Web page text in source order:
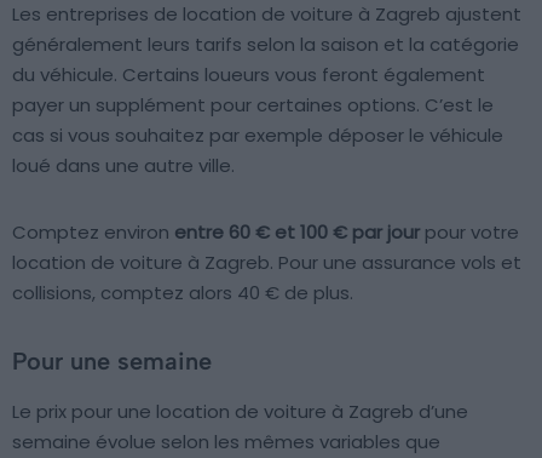
Les entreprises de location de voiture à Zagreb ajustent
généralement leurs tarifs selon la saison et la catégorie
du véhicule. Certains loueurs vous feront également
payer un supplément pour certaines options. C’est le
cas si vous souhaitez par exemple déposer le véhicule
loué dans une autre ville.
Comptez environ entre 60 € et 100 € par jour pour votre
location de voiture à Zagreb. Pour une assurance vols et
collisions, comptez alors 40 € de plus.
Pour une semaine
Le prix pour une location de voiture à Zagreb d’une
semaine évolue selon les mêmes variables que